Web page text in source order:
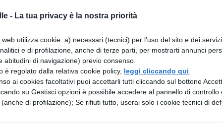
- La tua privacy è la nostra priorità
utilizza cookie: a) necessari (tecnici) per l'uso del sito e dei
e di profilazione, anche di terze parti, per mostrarti annunci
abitudini di navigazione) previo consenso.
è regolato dalla relativa cookie policy, leggi cliccando qui
ai cookies facoltativi puoi accettarli tutti cliccando sul bottone
su Gestisci opzioni è possibile accedere al pannello di controllo
di profilazione); Se rifiuti tutto, userai solo i cookie tecnici di
passivo, altre che ami attivamente. In
qualcosa con “La via dei coccodrilli”.
sono fatti i libri, come saranno in
molto velocemente. Se non ci
non andrà a finire bene. C’è
la fisicità dei libri. […] Non sono
a sé stessa. Ciò che mi interessa è
Che lo trasporti in un altro luogo, pura